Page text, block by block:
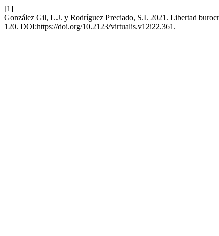
[1]
González Gil, L.J. y Rodríguez Preciado, S.I. 2021. Libertad
120. DOI:https://doi.org/10.2123/virtualis.v12i22.361.